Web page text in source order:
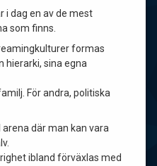
i dag en av de mest
som finns.
formas
hierarki, sina egna
För andra, politiska
där man kan vara
ibland förväxlas med